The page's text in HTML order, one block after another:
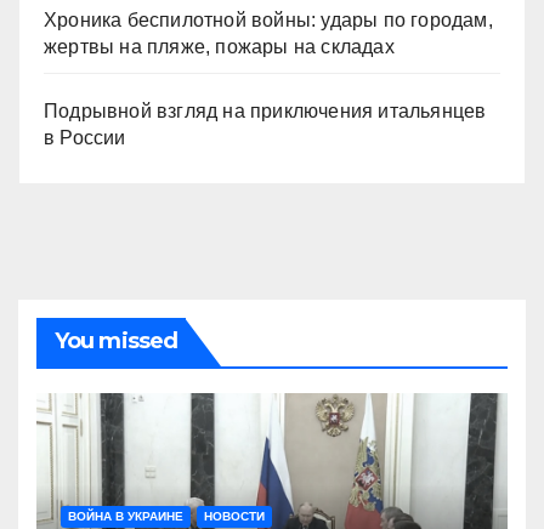
Хроника беспилотной войны: удары по городам,
жертвы на пляже, пожары на складах
Подрывной взгляд на приключения итальянцев
в России
You missed
ВОЙНА В УКРАИНЕ НОВОСТИ